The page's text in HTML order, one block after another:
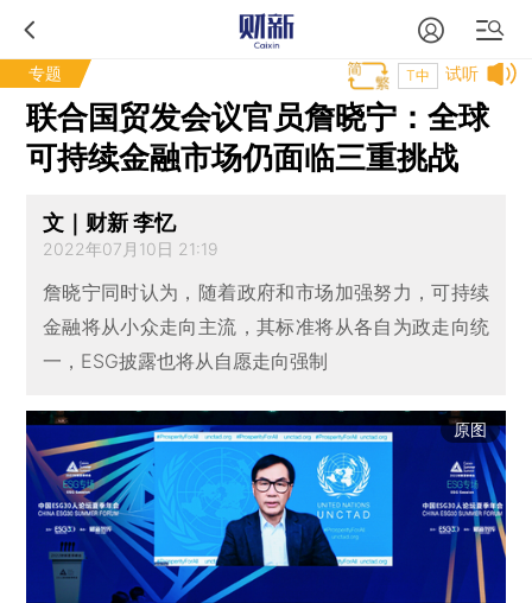
专题 试听
T中
联合国贸发会议官员詹晓宁：全球
可持续金融市场仍面临三重挑战
文｜财新 李忆
2022年07月10日 21:19
詹晓宁同时认为，随着政府和市场加强努力，可持续
金融将从小众走向主流，其标准将从各自为政走向统
一，ESG披露也将从自愿走向强制
原图